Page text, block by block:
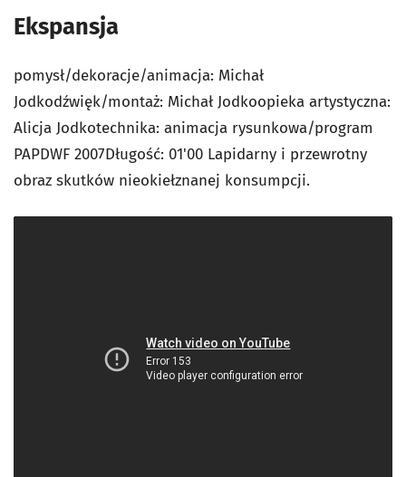
Ekspansja
pomysł/dekoracje/animacja: Michał
Jodkodźwięk/montaż: Michał Jodkoopieka artystyczna:
Alicja Jodkotechnika: animacja rysunkowa/program
PAPDWF 2007Długość: 01'00 Lapidarny i przewrotny
obraz skutków nieokiełznanej konsumpcji.